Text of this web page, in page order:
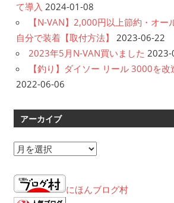
て導入 2024-01-08
【N-VAN】2,000円以上節約・オー
自分で装着【取付方法】
2023-06-22
2023年5月N-VAN買いました 2023-
【釣り】ダイソー リール 3000を改
2022-06-06
アーカイブ
ア
カ
イ
にほんブログ村